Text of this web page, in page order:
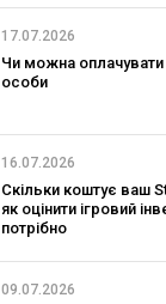
17.07.2026
Чи можна оплачувати
особи
16.07.2026
Скільки коштує ваш
як оцінити ігровий
потрібно
09.07.2026